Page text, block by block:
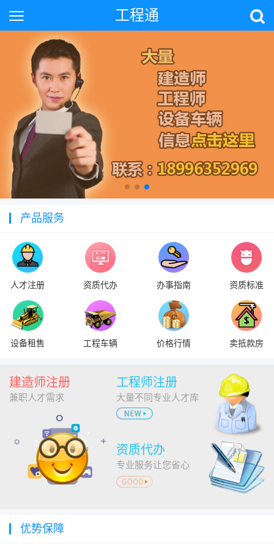
工程通
产品服务
人才注册 资质代办 办事指南 资质标准
设备租售 工程车辆 价格行情 卖抵款房
建造师注册
兼职人才需求
工程师注册
大量不同专业人才库
资质代办
专业服务让您省心
优势保障